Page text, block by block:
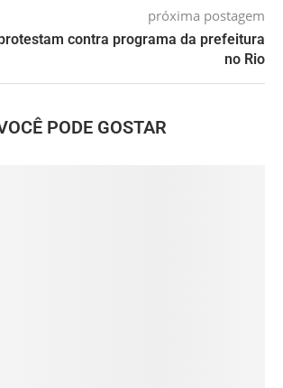
próxima postagem
contra programa da prefeitura
no Rio
PODE GOSTAR